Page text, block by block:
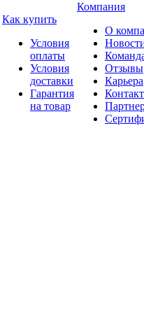
Как купить
Условия
оплаты
Условия
доставки
Гарантия
на товар
Компания
О
Отзывы
Карьера